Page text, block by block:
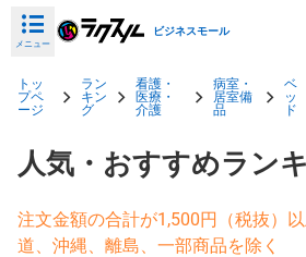
メニュー
ビジネスモール
トッ
プペ
ージ
ラン
キン
グ
看護・
医療・
介護
病室・
居室備
品
ベ
ッ
ド
人気・おすすめラン
注文金額の合計が1,500円（税抜）
道、沖縄、離島、一部商品を除く